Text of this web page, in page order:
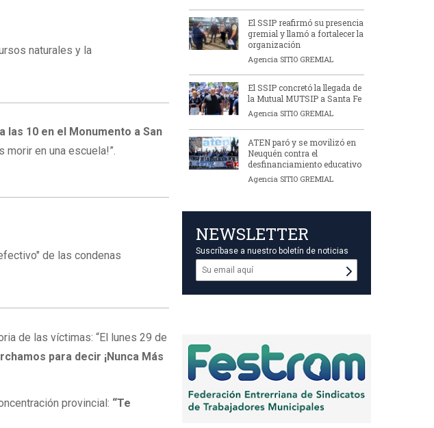
naturales y la
las 10 en el Monumento a San
morir en una escuela!”.
de las condenas
de las víctimas: “El lunes 29 de
para decir ¡Nunca Más
provincial: “Te
El SSIP reafirmó su presencia
gremial y llamó a fortalecer la
organización
Agencia SITIO GREMIAL
El SSIP concretó la llegada de
la Mutual MUTSIP a Santa Fe
Agencia SITIO GREMIAL
ATEN paró y se movilizó en
Neuquén contra el
desfinanciamiento educativo
Agencia SITIO GREMIAL
NEWSLETTER
Suscríbase a nuestro boletín de noticias